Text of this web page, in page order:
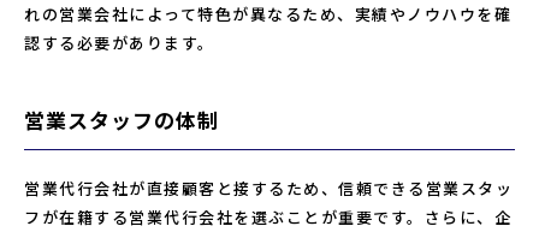
れの営業会社によって特色が異なるため、実績やノウハウを確
認する必要があります。
営業スタッフの体制
営業代行会社が直接顧客と接するため、信頼できる営業スタッ
フが在籍する営業代行会社を選ぶことが重要です。さらに、企